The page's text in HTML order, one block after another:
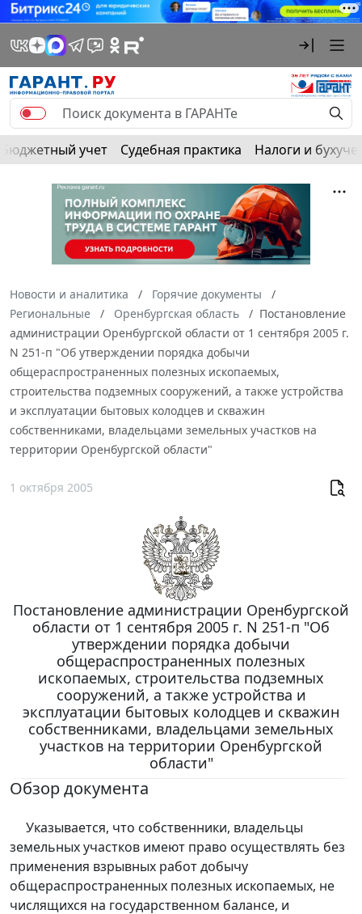
Бюджетный учет Судебная практика Налоги и
Новости и аналитика
Горячие документы
Региональные
Оренбургская область
Постановление
администрации Оренбургской области от 1 сентября 2005 г.
N 251-п "Об утверждении порядка добычи
общераспространенных полезных ископаемых,
строительства подземных сооружений, а также устройства
и эксплуатации бытовых колодцев и скважин
собственниками, владельцами земельных участков на
территории Оренбургской области"
1 октября 2005
Постановление администрации Оренбургской
области от 1 сентября 2005 г. N 251-п "Об
утверждении порядка добычи
общераспространенных полезных
ископаемых, строительства подземных
сооружений, а также устройства и
эксплуатации бытовых колодцев и скважин
собственниками, владельцами земельных
участков на территории Оренбургской
области"
Обзор документа
Указывается, что собственники, владельцы
земельных участков имеют право осуществлять без
применения взрывных работ добычу
общераспространенных полезных ископаемых, не
числящихся на государственном балансе, и